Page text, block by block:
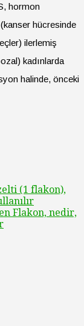
hormon
hücresinde
ilerlemiş
kadınlarda
halinde, önceki
(1 flakon),
Flakon, nedir,